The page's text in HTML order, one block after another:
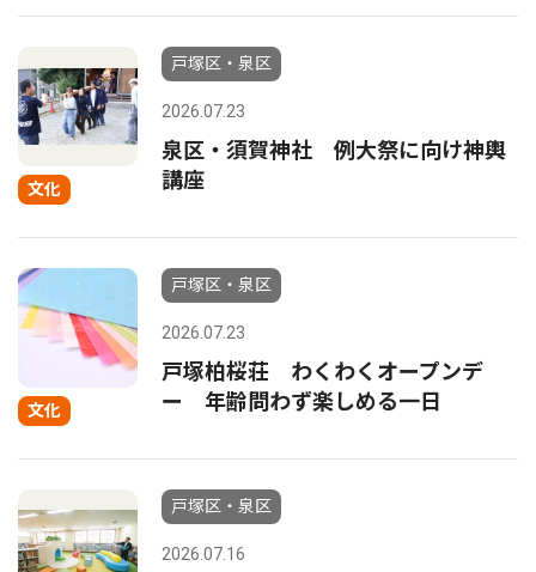
文化
戸塚区・泉区
2026.07.23
泉区・須賀神社 例大祭に向け神輿
講座
文化
戸塚区・泉区
2026.07.23
戸塚柏桜荘 わくわくオープンデ
ー 年齢問わず楽しめる一日
戸塚区・泉区
2026.07.16